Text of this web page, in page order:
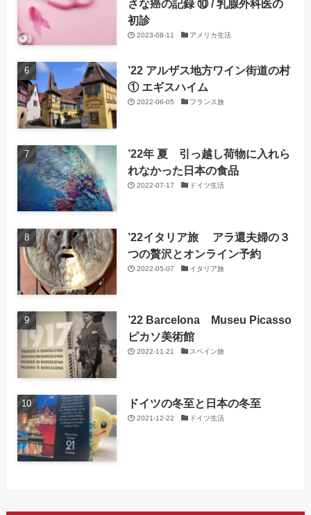
さな癌の記録 ⑩ / 乳腺外科医の
初診
2023-08-11 アメリカ生活
’22 アルザス地方ワイン街道の村
① エギスハイム
2022-06-05 フランス旅
’22年 夏 引っ越し荷物に入れら
れなかった日本の食品
2022-07-17 ドイツ生活
’22イタリア旅 アラ還夫婦の３
つの贅沢とオンライン予約
2022-05-07 イタリア旅
’22 Barcelona Museu Picasso
ピカソ美術館
2022-11-21 スペイン旅
ドイツの冬至と日本の冬至
2021-12-22 ドイツ生活